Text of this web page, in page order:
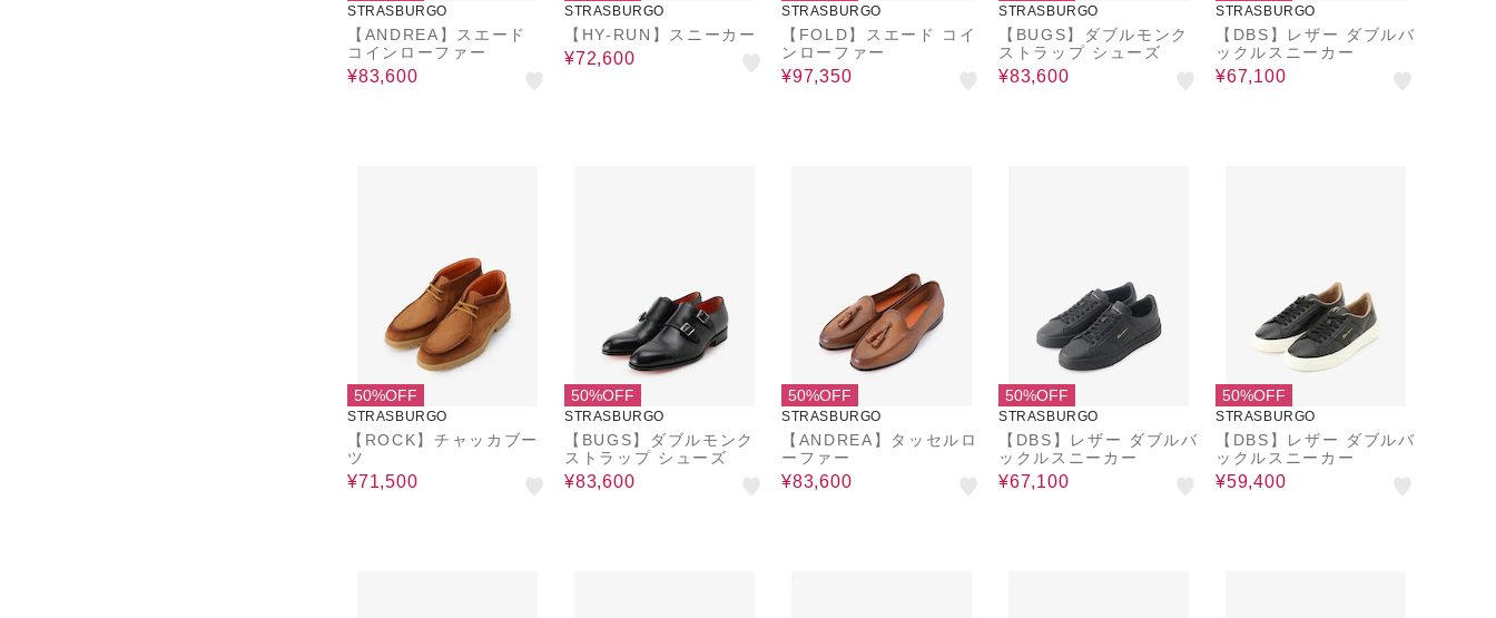
STRASBURGO
【ANDREA】スエード
コインローファー
¥83,600
STRASBURGO
【HY-RUN】スニーカー
¥72,600
STRASBURGO
【FOLD】スエード コイ
ンローファー
¥97,350
STRASBURGO
【BUGS】ダブルモンク
ストラップ シューズ
¥83,600
STRASBURGO
【DBS】レザー ダブルバ
ックルスニーカー
¥67,100
50%OFF
STRASBURGO
【ROCK】チャッカブー
ツ
¥71,500
50%OFF
STRASBURGO
【BUGS】ダブルモンク
ストラップ シューズ
¥83,600
50%OFF
STRASBURGO
【ANDREA】タッセルロ
ーファー
¥83,600
50%OFF
STRASBURGO
【DBS】レザー ダブルバ
ックルスニーカー
¥67,100
50%OFF
STRASBURGO
【DBS】レザー ダブルバ
ックルスニーカー
¥59,400